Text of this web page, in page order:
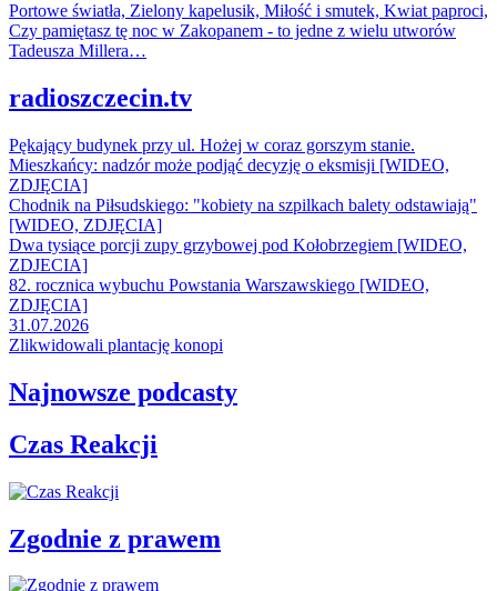
Portowe światła, Zielony kapelusik, Miłość i smutek, Kwiat paproci,
Czy pamiętasz tę noc w Zakopanem - to jedne z wielu utworów
Tadeusza Millera…
radioszczecin.tv
Pękający budynek przy ul. Hożej w coraz gorszym stanie.
Mieszkańcy: nadzór może podjąć decyzję o eksmisji [WIDEO,
ZDJĘCIA]
Chodnik na Piłsudskiego: "kobiety na szpilkach balety odstawiają"
[WIDEO, ZDJĘCIA]
Dwa tysiące porcji zupy grzybowej pod Kołobrzegiem [WIDEO,
ZDJECIA]
82. rocznica wybuchu Powstania Warszawskiego [WIDEO,
ZDJĘCIA]
31.07.2026
Zlikwidowali plantację konopi
Najnowsze podcasty
Czas Reakcji
Zgodnie z prawem